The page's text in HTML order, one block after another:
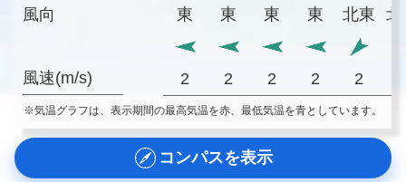
風向
風速(m/s)
東
東 東 東 北東 北
2 2 2 2 2
※気温グラフは、表示期間の最高気温を赤、最低気温を青としています。
コンパスを表示